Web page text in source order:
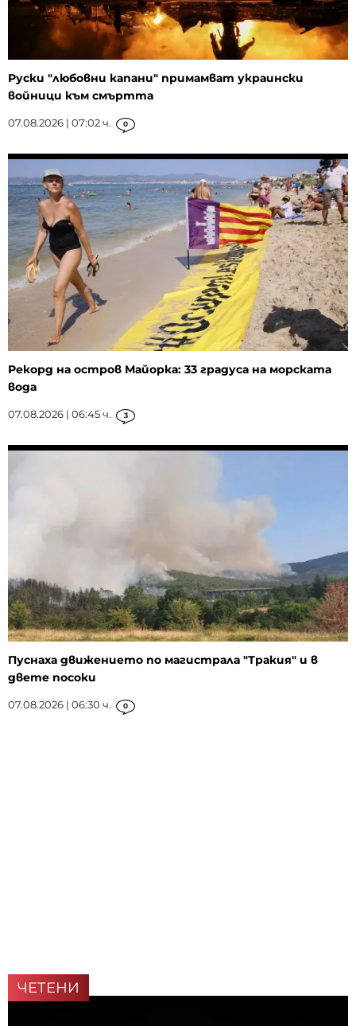
Руски "любовни капани" примамват украински
войници към смъртта
07.08.2026 | 07:02 ч. 0
Рекорд на остров Майорка: 33 градуса на морската
вода
07.08.2026 | 06:45 ч. 3
Пуснаха движението по магистрала "Тракия" и в
двете посоки
07.08.2026 | 06:30 ч. 0
ЧЕТЕНИ